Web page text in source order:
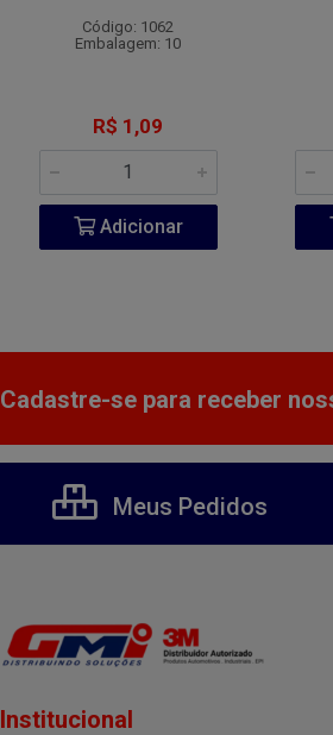
Código: 1062
Embalagem: 10
R$ 1,09
Adicionar
Cadastre-se para receber
Meus Pedidos
Institucional